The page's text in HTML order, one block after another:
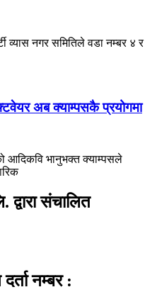
व्यास नगर समितिले वडा नम्बर ४ र
अब क्याम्पसकै प्रयोगमा
आदिकवि भानुभक्त क्याम्पसले
द्वारा संचालित
नम्बर :